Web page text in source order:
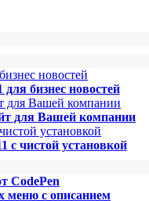
бизнес новостей
для Вашей компании
с чистой установкой
CodePen
меню с описанием